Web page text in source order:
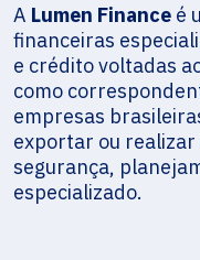
A Lumen Finance é
financeiras
e crédito voltadas
como
empresas
exportar ou
segurança,
especializado.